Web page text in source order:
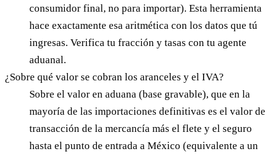
consumidor final, no para importar). Esta herramienta
hace exactamente esa aritmética con los datos que tú
ingresas. Verifica tu fracción y tasas con tu agente
aduanal.
¿Sobre qué valor se cobran los aranceles y el IVA?
Sobre el valor en aduana (base gravable), que en la
mayoría de las importaciones definitivas es el valor de
transacción de la mercancía más el flete y el seguro
hasta el punto de entrada a México (equivalente a un